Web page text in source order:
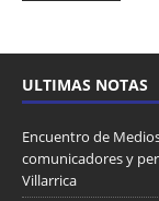
ULTIMAS NOTAS
Encuentro de
comunicadores y
Villarrica